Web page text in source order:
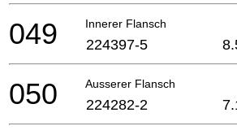
Innerer Flansch
049 224397-5
Ausserer Flansch
050 224282-2